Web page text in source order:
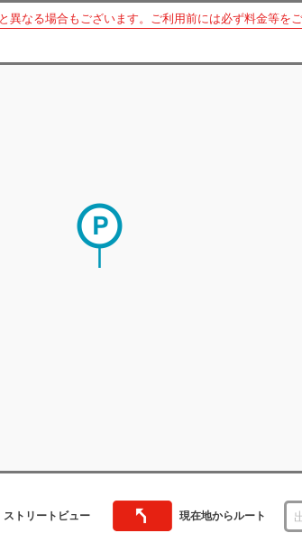
なる場合もございます。ご利用前には必ず料金等をご
ストリートビュー 現在地からルート